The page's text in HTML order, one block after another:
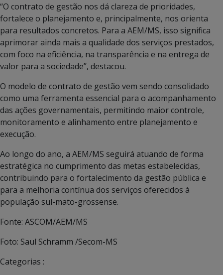
“O contrato de gestão nos dá clareza de prioridades,
fortalece o planejamento e, principalmente, nos orienta
para resultados concretos. Para a AEM/MS, isso significa
aprimorar ainda mais a qualidade dos serviços prestados,
com foco na eficiência, na transparência e na entrega de
valor para a sociedade”, destacou.
O modelo de contrato de gestão vem sendo consolidado
como uma ferramenta essencial para o acompanhamento
das ações governamentais, permitindo maior controle,
monitoramento e alinhamento entre planejamento e
execução.
Ao longo do ano, a AEM/MS seguirá atuando de forma
estratégica no cumprimento das metas estabelecidas,
contribuindo para o fortalecimento da gestão pública e
para a melhoria contínua dos serviços oferecidos à
população sul-mato-grossense.
Fonte: ASCOM/AEM/MS
Foto: Saul Schramm /Secom-MS
Categorias :